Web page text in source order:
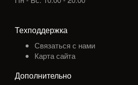
Техподдержка
Связаться с нами
Карта сайта
Дополнительно